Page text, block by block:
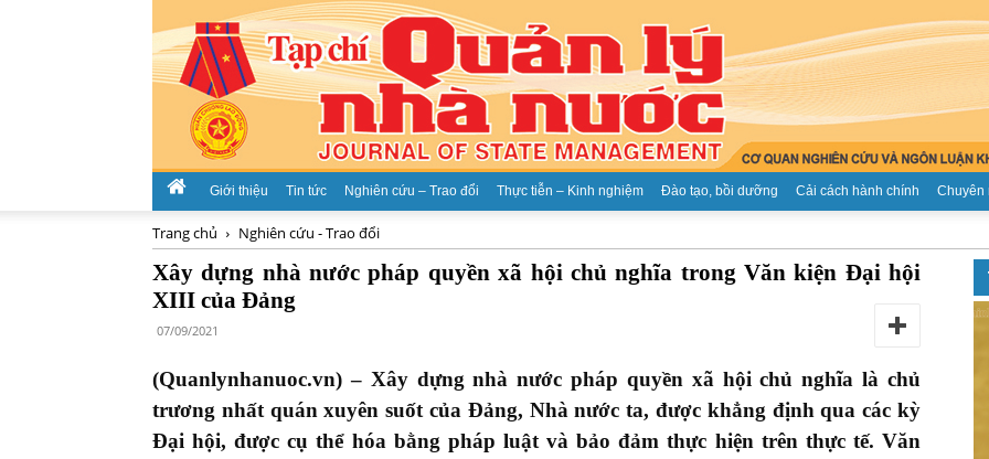
chí
Giới thiệu Tin tức Nghiên cứu – Trao đổi Thực tiễn – Kinh nghiệm Đào tạo, bồi dưỡng Cải cách hành chính Chuyên
Trang chủ Nghiên cứu - Trao đổi
Xây dựng nhà nước pháp quyền xã hội chủ nghĩa trong Văn kiện Đại hội
XIII của Đảng
07/09/2021
(Quanlynhanuoc.vn) – Xây dựng nhà nước pháp quyền xã hội chủ nghĩa là chủ
trương nhất quán xuyên suốt của Đảng, Nhà nước ta, được khẳng định qua các kỳ
Đại hội, được cụ thể hóa bằng pháp luật và bảo đảm thực hiện trên thực tế. Văn